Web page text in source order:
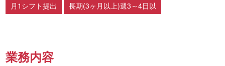
月1シフト提出
長期(3ヶ月以上)週3～4日以
業務内容